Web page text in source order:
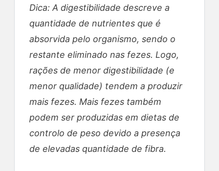
Dica: A digestibilidade descreve a
quantidade de nutrientes que é
absorvida pelo organismo, sendo o
restante eliminado nas fezes. Logo,
rações de menor digestibilidade (e
menor qualidade) tendem a produzir
mais fezes. Mais fezes também
podem ser produzidas em dietas de
controlo de peso devido a presença
de elevadas quantidade de fibra.